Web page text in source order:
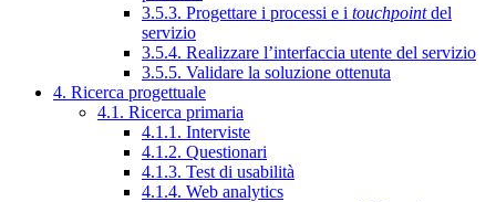
3.5.3. Progettare i processi e i touchpointdel
servizio
3.5.4. Realizzare l’interfaccia utente del servizio
3.5.5. Validare la soluzione ottenuta
4. Ricerca progettuale
4.1. Ricerca primaria
4.1.1. Interviste
4.1.2. Questionari
4.1.3. Test di usabilità
4.1.4. Web analytics